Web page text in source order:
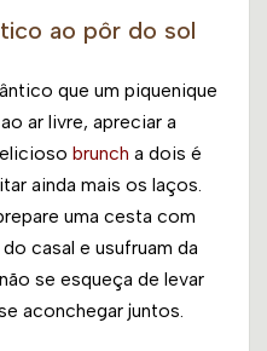
ao pôr do sol
que um piquenique
ar livre, apreciar a
brunch a dois é
ainda mais os laços.
uma cesta com
casal e usufruam da
se esqueça de levar
aconchegar juntos.